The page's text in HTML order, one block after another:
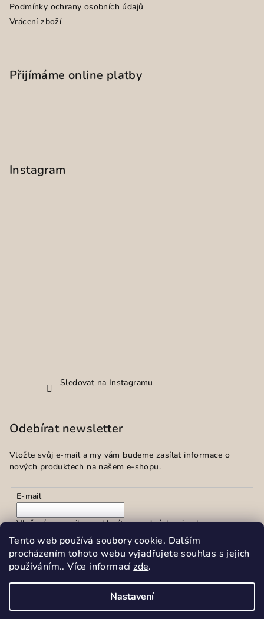
Tento web používá soubory cookie. Dalším
procházením tohoto webu vyjadřujete souhlas s jejich
používáním.. Více informacízde.
Nastavení
Podmínky ochrany osobních údajů
Vrácení zboží
Přijímáme online platby
Instagram
Sledovat na Instagramu
Odebírat newsletter
Vložte svůj e-mail a my vám budeme zasílat informace o
nových produktech na našem e-shopu.
E-mail
Vložením e-mailu souhlasíte spodmínkami ochrany
osobních údajů
Přihlásit se